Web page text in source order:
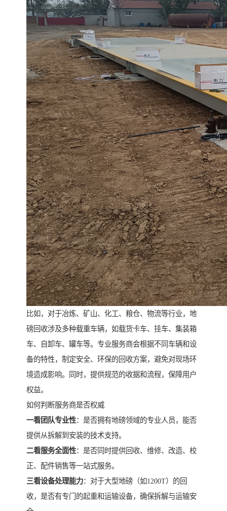
比如，对于冶炼、矿山、化工、粮仓、物流等行业，地
磅回收涉及多种载重车辆，如载货卡车、挂车、集装箱
车、自卸车、罐车等。专业服务商会根据不同车辆和设
备的特性，制定安全、环保的回收方案，避免对现场环
境造成影响。同时，提供规范的收据和流程，保障用户
权益。
如何判断服务商是否权威
一看团队专业性：是否拥有地磅领域的专业人员，能否
提供从拆解到安装的技术支持。
二看服务全面性：是否同时提供回收、维修、改造、校
正、配件销售等一站式服务。
三看设备处理能力：对于大型地磅（如1200T）的回
收，是否有专门的起重和运输设备，确保拆解与运输安